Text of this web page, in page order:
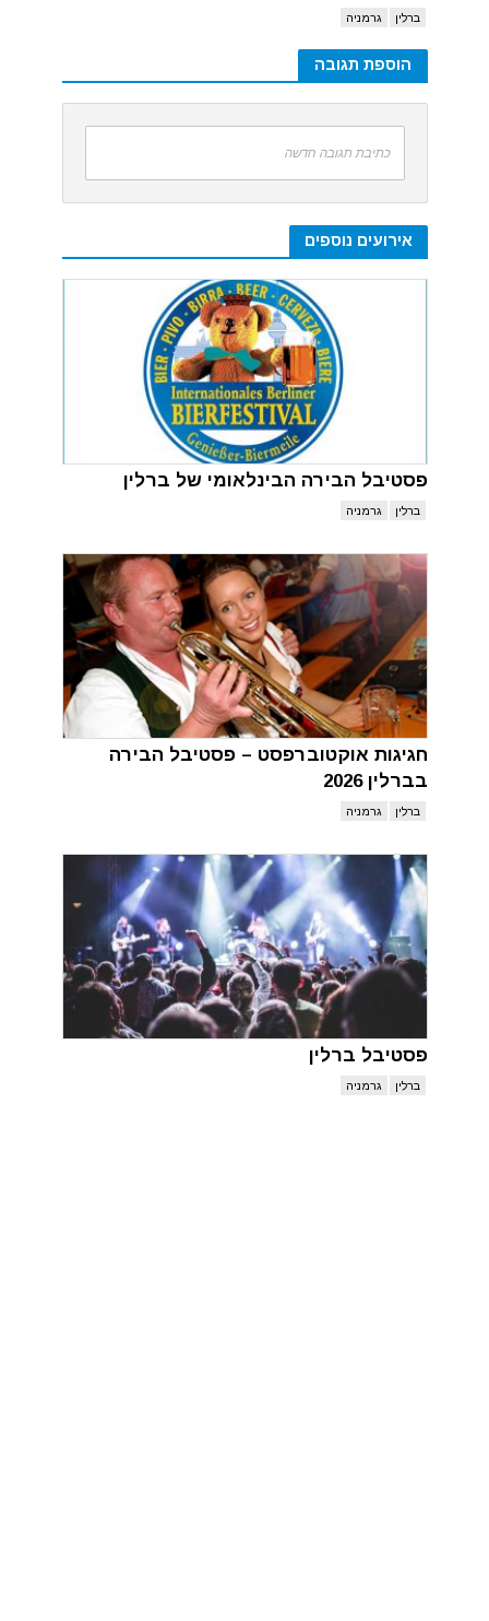
ברלין גרמניה
הוספת תגובה
כתיבת תגובה חדשה
אירועים נוספים
פסטיבל הבירה הבינלאומי של ברלין
ברלין גרמניה
חגיגות אוקטוברפסט – פסטיבל הבירה
בברלין 2026
ברלין גרמניה
פסטיבל ברלין
ברלין גרמניה